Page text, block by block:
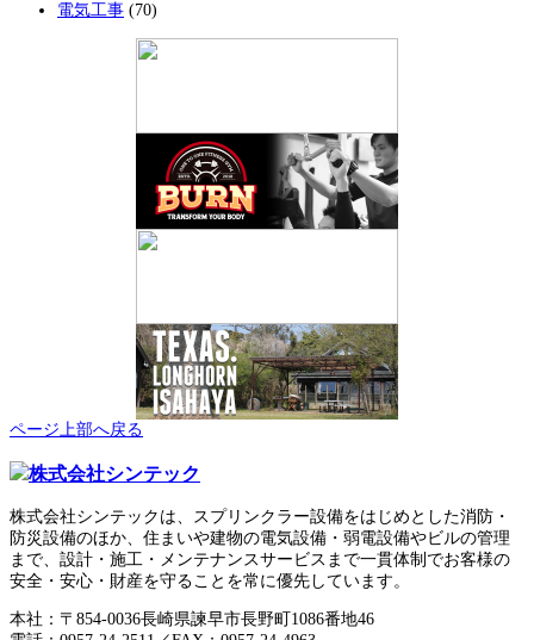
電気工事 (70)
ページ上部へ戻る
株式会社シンテックは、スプリンクラー設備をはじめとした消防・
防災設備のほか、住まいや建物の電気設備・弱電設備やビルの管理
まで、設計・施工・メンテナンスサービスまで一貫体制でお客様の
安全・安心・財産を守ることを常に優先しています。
本社：〒854-0036長崎県諫早市長野町1086番地46